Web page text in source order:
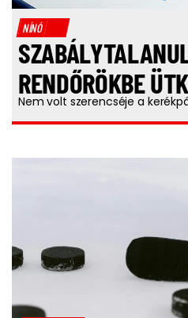
NÍNÓ
RENDŐRÖKBE
Nem volt szerencséje a